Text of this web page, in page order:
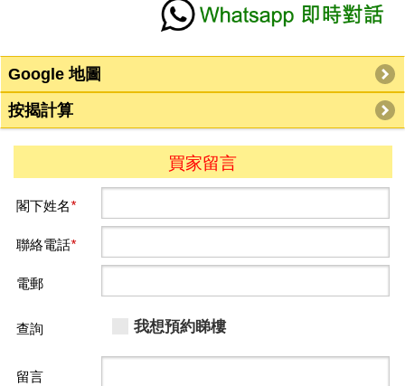
Google 地圖
按揭計算
買家留言
閣下姓名*
聯絡電話*
電郵
查詢 我想預約睇樓
留言